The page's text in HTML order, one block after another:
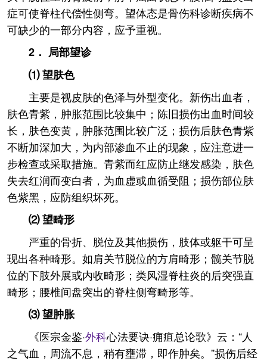
症可使脊柱代偿性侧弯。望体态是骨伤科诊断疾病不
可缺少的一部分内容，应予重视。
2． 局部望诊
⑴ 望肤色
主要是视皮肤的色泽与外型变化。新伤出血者，
肤色青紫，肿胀范围比较集中；陈旧损伤出血时间较
长，肤色变黄，肿胀范围比较广泛；损伤后肤色青紫
不断加深加大，为内部渗血不止的现象，应注意进一
步检查或采取措施。青紫而红应防止继发感染，肤色
失去红润而变白者，为血虚或血循受阻；损伤部位肤
色紫黑，应防组织坏死。
⑵ 望畸形
严重的骨折、脱位及其他损伤，肢体或躯干可呈
现出各种畸形。如肩关节脱位的方肩畸形；髋关节脱
位的下肢外展或内收畸形；类风湿脊柱炎的后突强直
畸形；腰椎间盘突出的脊柱侧弯畸形等。
⑶ 望肿胀
《医宗金鉴·外科心法要诀·痈疽总论歌》云：“人
之气血，周流不息，稍有壅滞，即作肿矣。”损伤后经